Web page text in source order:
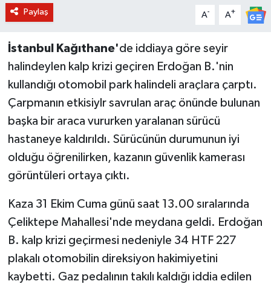
Paylaş A- A+
İstanbul Kağıthane'de iddiaya göre seyir
halindeylen kalp krizi geçiren Erdoğan B.'nin
kullandığı otomobil park halindeli araçlara çarptı.
Çarpmanın etkisiylr savrulan araç önünde bulunan
başka bir araca vururken yaralanan sürücü
hastaneye kaldırıldı. Sürücünün durumunun iyi
olduğu öğrenilirken, kazanın güvenlik kamerası
görüntüleri ortaya çıktı.
Kaza 31 Ekim Cuma günü saat 13.00 sıralarında
Çeliktepe Mahallesi'nde meydana geldi. Erdoğan
B. kalp krizi geçirmesi nedeniyle 34 HTF 227
plakalı otomobilin direksiyon hakimiyetini
kaybetti. Gaz pedalının takılı kaldığı iddia edilen